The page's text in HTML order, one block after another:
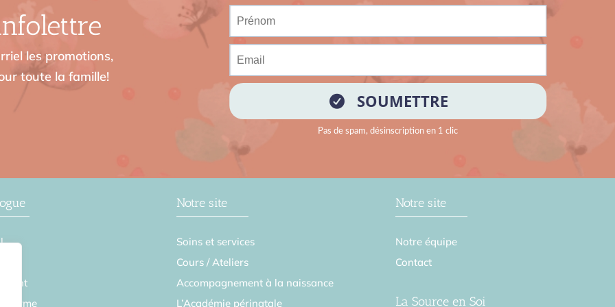
les promotions,
toute la famille!
forme
Notre site
Soins et services
Cours / Ateliers
Accompagnement à la naissance
L’Académie périnatale
Notre site
Notre équipe
Contact
La Source en Soi